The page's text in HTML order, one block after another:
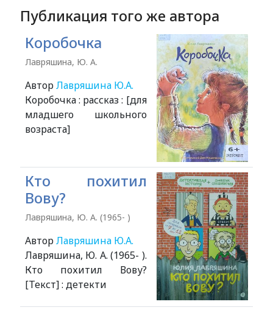
Публикация того же автора
Коробочка
Лавряшина, Ю. А.
АвторЛавряшина Ю.А.
Коробочка : рассказ : [для
младшего школьного
возраста]
Кто похитил
Вову?
Лавряшина, Ю. А. (1965- )
АвторЛавряшина Ю.А.
Лавряшина, Ю. А. (1965- ).
Кто похитил Вову?
[Текст] : детекти